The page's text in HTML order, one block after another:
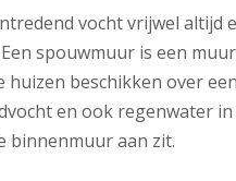
vocht vrijwel altijd
spouwmuur is een
beschikken over
en ook regenwater
binnenmuur aan zit.